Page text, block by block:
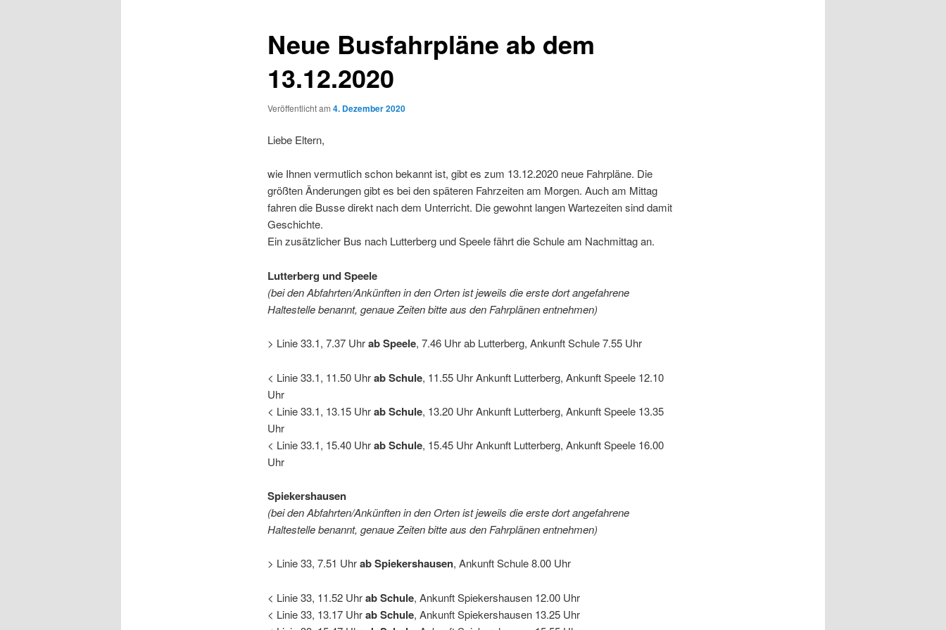
Neue Busfahrpläne ab dem
13.12.2020
Veröffentlicht am 4. Dezember 2020
Liebe Eltern,
wie Ihnen vermutlich schon bekannt ist, gibt es zum 13.12.2020 neue Fahrpläne. Die
größten Änderungen gibt es bei den späteren Fahrzeiten am Morgen. Auch am Mittag
fahren die Busse direkt nach dem Unterricht. Die gewohnt langen Wartezeiten sind damit
Geschichte.
Ein zusätzlicher Bus nach Lutterberg und Speele fährt die Schule am Nachmittag an.
Lutterberg und Speele
(bei den Abfahrten/Ankünften in den Orten ist jeweils die erste dort angefahrene
Haltestelle benannt, genaue Zeiten bitte aus den Fahrplänen entnehmen)
> Linie 33.1, 7.37 Uhrab Speele, 7.46 Uhr ab Lutterberg, Ankunft Schule 7.55 Uhr
< Linie 33.1, 11.50 Uhrab Schule, 11.55 Uhr Ankunft Lutterberg, Ankunft Speele 12.10
Uhr
< Linie 33.1, 13.15 Uhrab Schule, 13.20 Uhr Ankunft Lutterberg, Ankunft Speele 13.35
Uhr
< Linie 33.1, 15.40 Uhrab Schule, 15.45 Uhr Ankunft Lutterberg, Ankunft Speele 16.00
Uhr
Spiekershausen
(bei den Abfahrten/Ankünften in den Orten ist jeweils die erste dort angefahrene
Haltestelle benannt, genaue Zeiten bitte aus den Fahrplänen entnehmen)
> Linie 33, 7.51 Uhrab Spiekershausen, Ankunft Schule 8.00 Uhr
< Linie 33, 11.52 Uhrab Schule, Ankunft Spiekershausen 12.00 Uhr
< Linie 33, 13.17 Uhrab Schule, Ankunft Spiekershausen 13.25 Uhr